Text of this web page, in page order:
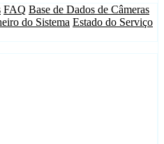
FAQ Base de Dados de Câmeras
do Sistema Estado do Serviço